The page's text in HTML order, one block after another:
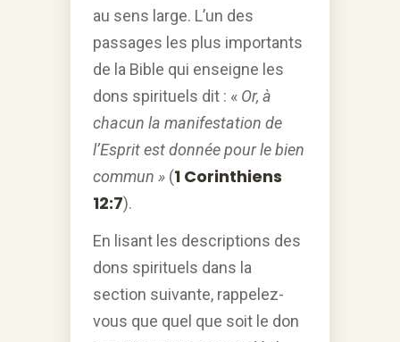
au sens large. L’un des
passages les plus importants
de la Bible qui enseigne les
dons spirituels dit : « Or, à
chacun la manifestation de
l’Esprit est donnée pour le bien
commun » (1 Corinthiens
12:7).
En lisant les descriptions des
dons spirituels dans la
section suivante, rappelez-
vous que quel que soit le don